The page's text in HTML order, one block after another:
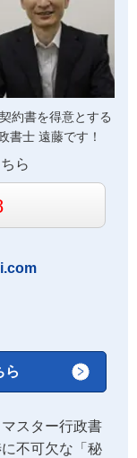
約書を得意とする
書士 遠藤です！
ら
ら
スター行政書
不可欠な「秘